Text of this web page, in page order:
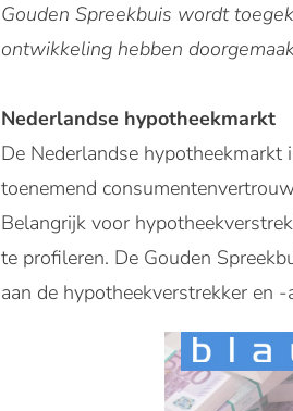
Gouden Spreekbuis wordt
ontwikkeling hebben
Nederlandse hypotheekmarkt
De Nederlandse hypotheekmarkt
toenemend
Belangrijk voor
te profileren. De Gouden
aan de hypotheekverstrekker en